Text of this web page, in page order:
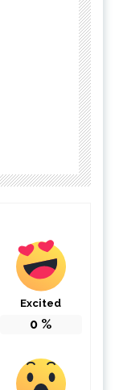
Excited
0 %